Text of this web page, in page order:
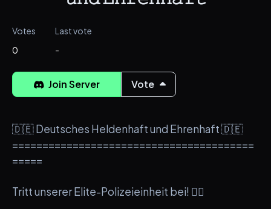
Votes
0
Last vote
-
Join Server Vote
🇩🇪 Deutsches Heldenhaft und Ehrenhaft 🇩🇪
========================================
=====
Tritt unserer Elite-Polizeieinheit bei! 👮‍♂️